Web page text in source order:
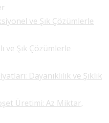
ve Şık Çözümlerle
ve Şık Çözümlerle
Dayanıklılık ve Şıklık
Üretimi: Az Miktar,